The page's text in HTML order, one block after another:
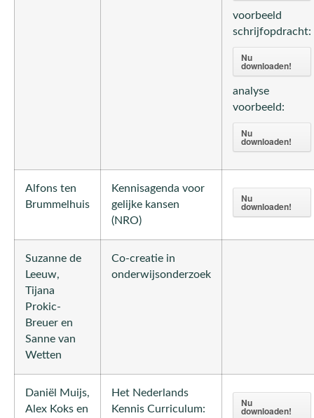
voorbeeld
schrijfopdracht:
Nu
downloaden!
analyse
voorbeeld:
Nu
downloaden!
Alfons ten
Brummelhuis
Kennisagenda voor
gelijke kansen
(NRO)
Nu
downloaden!
Suzanne de
Leeuw,
Tijana
Prokic-
Breuer en
Sanne van
Wetten
Co-creatie in
onderwijsonderzoek
Daniël Muijs,
Alex Koks en
Het Nederlands
Kennis Curriculum:
Nu
downloaden!